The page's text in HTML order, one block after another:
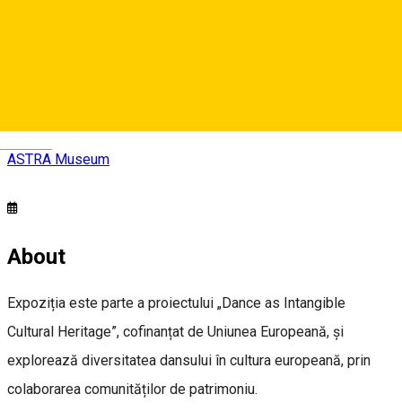
ASTRA Museum
About
Expoziția este parte a proiectului „Dance as Intangible
Cultural Heritage”, cofinanțat de Uniunea Europeană, și
explorează diversitatea dansului în cultura europeană, prin
colaborarea comunităților de patrimoniu.